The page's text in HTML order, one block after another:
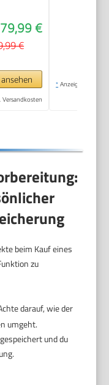
6 kg
LCD-
€
€
Versandkosten
* Anzeige
beim Kauf eines
zu
darauf, wie der
umgeht.
und du